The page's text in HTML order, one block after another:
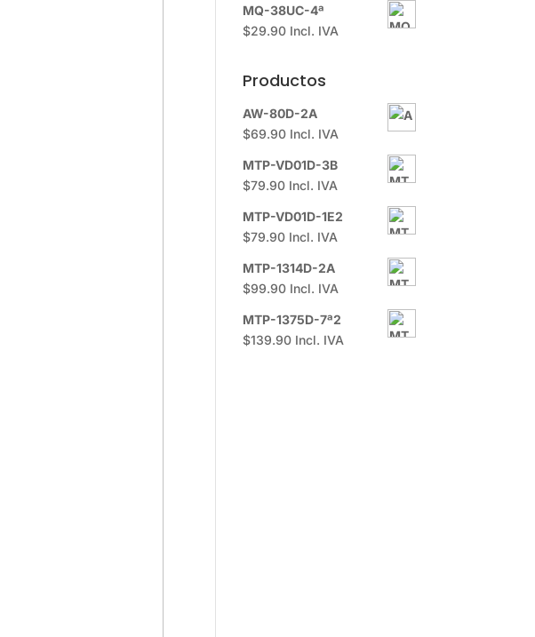
MQ-38UC-4ª
$29.90 Incl. IVA
Productos
AW-80D-2A
$69.90 Incl. IVA
MTP-VD01D-3B
$79.90 Incl. IVA
MTP-VD01D-1E2
$79.90 Incl. IVA
MTP-1314D-2A
$99.90 Incl. IVA
MTP-1375D-7ª2
$139.90 Incl. IVA